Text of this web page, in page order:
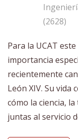
(2628)
Para la UCAT
importancia
recientemente
León XIV. Su
cómo la ciencia,
juntas al servicio